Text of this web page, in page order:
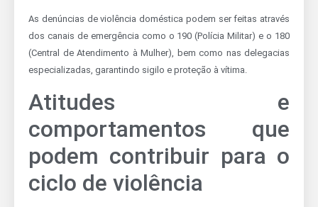
As denúncias de violência doméstica podem ser feitas através
dos canais de emergência como o 190 (Polícia Militar) e o 180
(Central de Atendimento à Mulher), bem como nas delegacias
especializadas, garantindo sigilo e proteção à vítima.
Atitudes e
comportamentos que
podem contribuir para o
ciclo de violência